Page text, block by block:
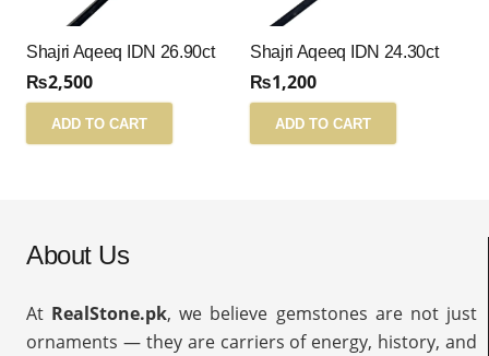
Shajri Aqeeq IDN 26.90ct
₨2,500
ADD TO CART
Shajri Aqeeq IDN 24.30ct
₨1,200
ADD TO CART
About Us
At RealStone.pk, we believe gemstones are not just
ornaments — they are carriers of energy, history, and